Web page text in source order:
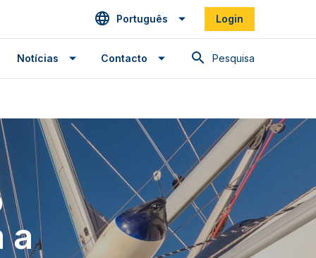
Português Login
Pesquisa
Notícias Contacto
a